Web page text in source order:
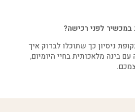
ניסיון כך שתוכלו לבדוק איך
בינה מלאכותית בחיי היומיום,